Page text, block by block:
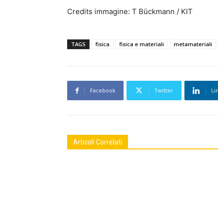
Credits immagine: T Bückmann / KIT
TAGS fisica fisica e materiali metamateriali
Facebook Twitter
Articoli Correlati